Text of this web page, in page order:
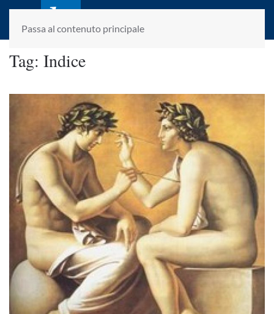
Passa al contenuto principale
laletteraturaenoi.it
fondato da Romano Luperini
Tag: Indice